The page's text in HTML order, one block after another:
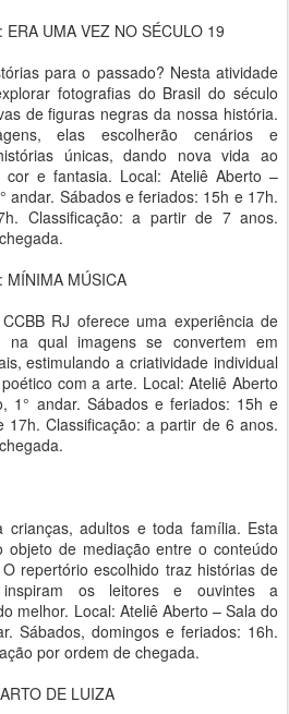
ERA UMA VEZ NO SÉCULO 19
para o passado? Nesta atividade
fotografias do Brasil do século
de figuras negras da nossa história.
elas escolherão cenários e
únicas, dando nova vida ao
cor e fantasia. Local: Ateliê Aberto –
andar. Sábados e feriados: 15h e 17h.
Classificação: a partir de 7 anos.
MÍNIMA MÚSICA
RJ oferece uma experiência de
na qual imagens se convertem em
estimulando a criatividade individual
com a arte. Local: Ateliê Aberto
1° andar. Sábados e feriados: 15h e
17h. Classificação: a partir de 6 anos.
crianças, adultos e toda família. Esta
objeto de mediação entre o conteúdo
repertório escolhido traz histórias de
inspiram os leitores e ouvintes a
melhor. Local: Ateliê Aberto – Sala do
Sábados, domingos e feriados: 16h.
por ordem de chegada.
DE LUIZA